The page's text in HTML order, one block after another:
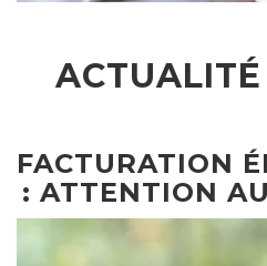
FACTURATION
: ATTENTION